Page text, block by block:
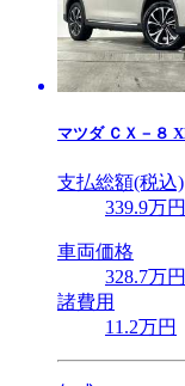
マツダ ＣＸ－８
支払総額(税込)
339.9万円
車両価格
328.7万円
諸費用
11 .2万円